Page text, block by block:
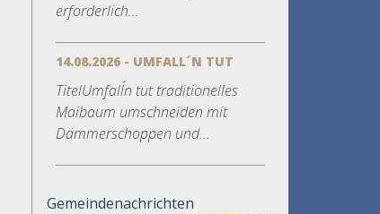
erforderlich...
14.08.2026 - UMFALL´N TUT
TitelUmfall´n tut traditionelles
Maibaum umschneiden mit
Dämmerschoppen und...
Gemeindenachrichten